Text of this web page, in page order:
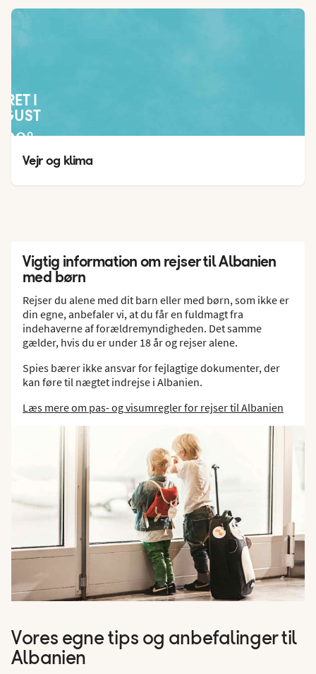
I
30°
16°
Vejr og klima
Vigtig information om rejser til Albanien
med børn
Rejser du alene med dit barn eller med børn, som ikke er
din egne, anbefaler vi, at du får en fuldmagt fra
indehaverne af forældremyndigheden. Det samme
gælder, hvis du er under 18 år og rejser alene.
Spies bærer ikke ansvar for fejlagtige dokumenter, der
kan føre til nægtet indrejse i Albanien.
Læs mere om pas- og visumregler for rejser til Albanien
Vores egne tips og anbefalinger til
Albanien